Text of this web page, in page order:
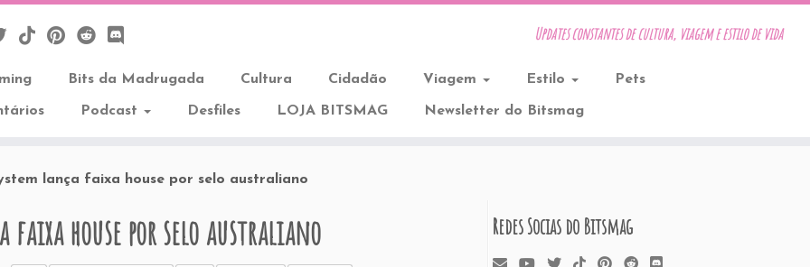
Updates constantes de cultura, viagem e estilo de vida
Bits da Madrugada Cultura Cidadão Viagem Estilo Pets
Podcast Desfiles LOJA BITSMAG Newsletter do Bitsmag
lança faixa house por selo australiano
faixa house por selo australiano Redes Socias do Bitsmag